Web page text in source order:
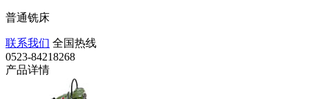
普通铣床
联系我们 全国热线
0523-84218268
产品详情